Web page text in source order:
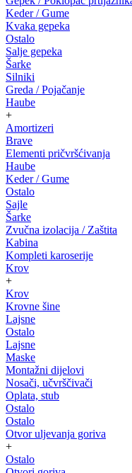
Keder / Gume
Kvaka gepeka
Ostalo
Salje gepeka
Šarke
Silniki
Greda / Pojačanje
Haube
+
Amortizeri
Brave
Elementi pričvršćivanja
Haube
Keder / Gume
Ostalo
Sajle
Šarke
Zvučna izolacija / Zaštita
Kabina
Kompleti karoserije
Krov
+
Krov
Krovne šine
Lajsne
Ostalo
Lajsne
Maske
Montažni dijelovi
Nosači, učvrščivači
Oplata, stub
Ostalo
Ostalo
Otvor uljevanja goriva
+
Ostalo